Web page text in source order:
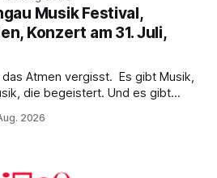
starken Bildern, getragen von
und einer musikalisch
Musik Festival,
Konzert am 31. Juli,
vergisst. Es gibt Musik,
die begeistert. Und es gibt
im Kurhaus Wiesbaden, an dem
2026